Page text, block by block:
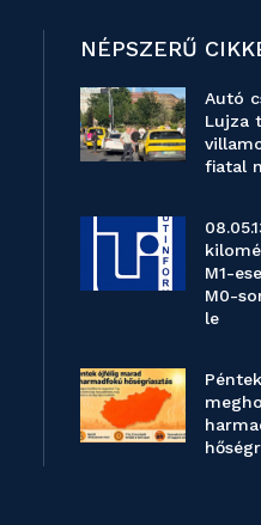
NÉPSZERŰ
Autó
Lujza
fiatal
M1-
M0-
le